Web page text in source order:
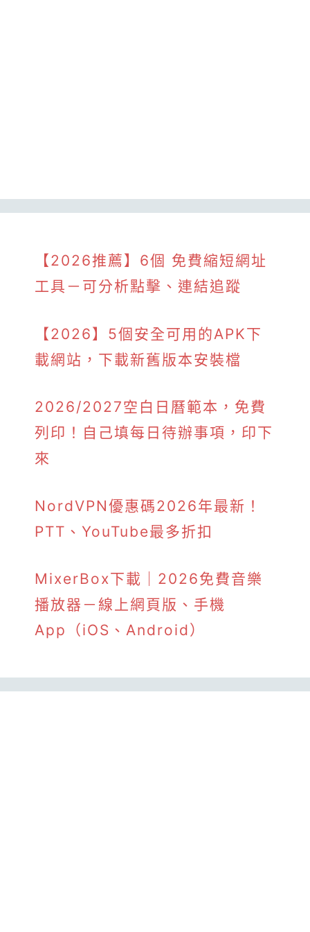
【2026推薦】6個 免費縮短網址
工具－可分析點擊、連結追蹤
【2026】5個安全可用的APK下
載網站，下載新舊版本安裝檔
2026/2027空白日曆範本，免費
列印！自己填每日待辦事項，印下
來
NordVPN優惠碼2026年最新！
PTT、YouTube最多折扣
MixerBox下載｜2026免費音樂
播放器－線上網頁版、手機
App（iOS、Android）